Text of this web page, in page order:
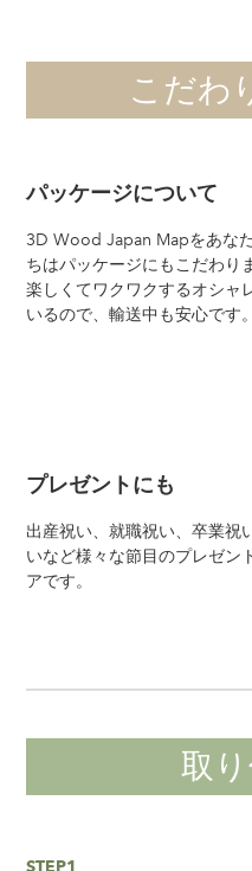
こだわ
パッケージについて
3D Wood Japan Mapをあな
ちはパッケージにもこだわり
楽しくてワクワクするオシャ
いるので、輸送中も安心です。
プレゼントにも
出産祝い、就職祝い、卒業祝
いなど様々な節目のプレゼン
アです。
取
STEP1